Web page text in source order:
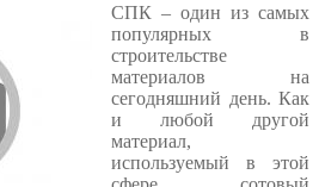
СПК – один из самых
популярных в
строительстве
материалов на
сегодняшний день. Как
и любой другой
материал,
используемый в этой